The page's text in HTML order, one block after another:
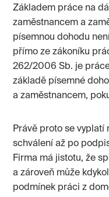
Základem práce na
zaměstnancem a
písemnou dohodu
přímo ze zákoníku
262/2006 Sb. je
základě písemné
a zaměstnancem,
Právě proto se
schválení až po
Firma má jistotu, že
a zároveň může
podmínek práci z